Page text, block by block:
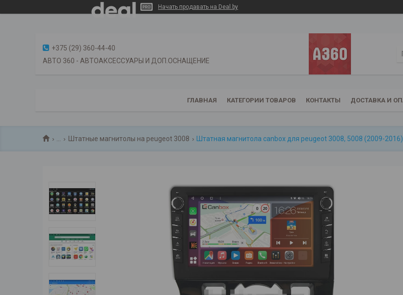
Начать продавать на Deal.by
+375 (29) 360-44-40
АВТО 360 - АВТОАКСЕССУАРЫ И ДОП.ОСНАЩЕНИЕ
ГЛАВНАЯ КАТЕГОРИИ ТОВАРОВ КОНТАКТЫ ДОСТАВКА И
Штатные магнитолы на peugeot 3008 Штатная магнитола canbox для peugeot 3008, 5008 (2009-